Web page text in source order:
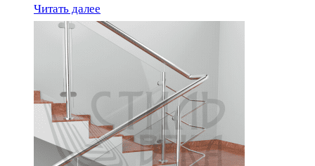
Читать далее